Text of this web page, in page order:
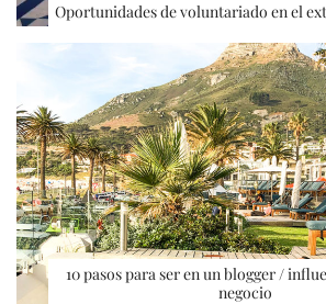
Oportunidades de voluntariado en el
10 pasos para ser en un blogger /
negocio